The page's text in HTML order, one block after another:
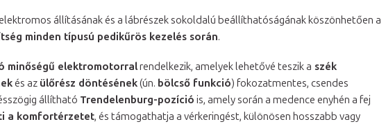
állításának és a lábrészek sokoldalú beállíthatóságának köszönhetően a
minden típusú pedikűrös kezelés során.
minőségű elektromotorralrendelkezik, amelyek lehetővé teszik a szék
és az ülőrész döntésének(ún. bölcső funkció) fokozatmentes, csendes
állítható Trendelenburg-pozíció is, amely során a medence enyhén a fej
a komfortérzetet, és támogathatja a vérkeringést, különösen hosszabb vagy